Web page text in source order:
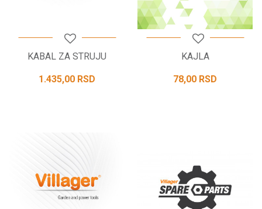
KABAL ZA STRUJU
1.435,00 RSD
KAJLA
78,00 RSD